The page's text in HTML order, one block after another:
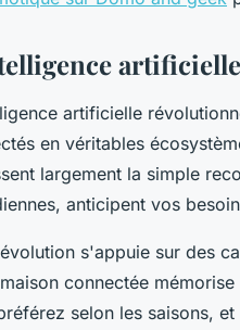
artificielle
en véritables
largement la simple
anticipent vos
s'appuie sur des
connectée
selon les saisons,